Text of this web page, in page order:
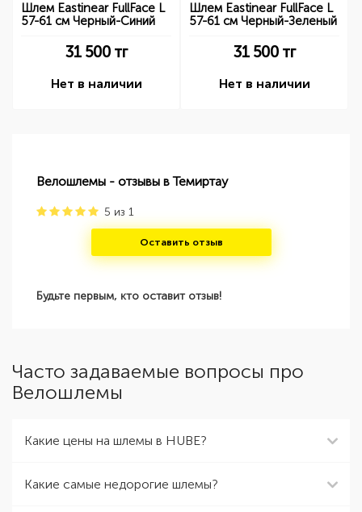
Шлем Eastinear FullFace L
57-61 см Черный-Синий
31 500тг
Нет в наличии
Шлем Eastinear FullFace L
57-61 см Черный-Зеленый
31 500тг
Нет в наличии
Велошлемы - отзывы в Темиртау
5 из 1
Оставить отзыв
Будьте первым, кто оставит отзыв!
Часто задаваемые вопросы про
Велошлемы
Какие цены на шлемы в HUBE?
Какие самые недорогие шлемы?